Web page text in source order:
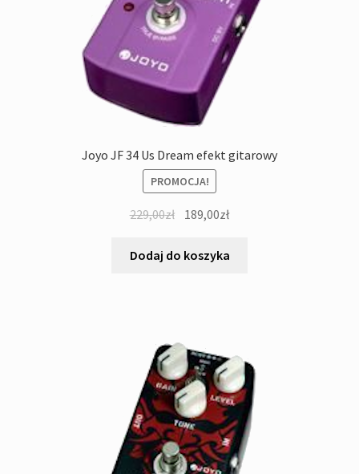
Joyo JF 34 Us Dream efekt gitarowy
PROMOCJA!
229,00zł Pierwotna
wynosiła:
189,00złAktualna
wynosi:
Dodaj do koszyka